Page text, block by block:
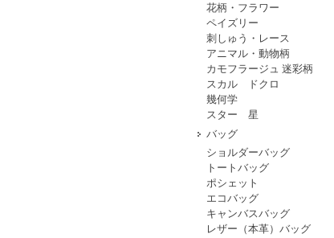
花柄・フラワー
ペイズリー
刺しゅう・レース
アニマル・動物柄
カモフラージュ 迷彩柄
スカル ドクロ
幾何学
スター 星
バッグ
ショルダーバッグ
トートバッグ
ポシェット
エコバッグ
キャンバスバッグ
レザー（本革）バッグ